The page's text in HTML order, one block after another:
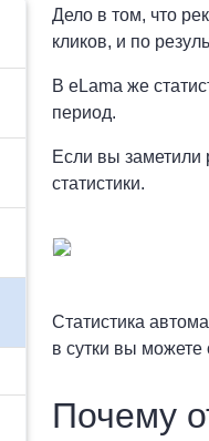
Дело в том, что
кликов, и по
В eLama же
период.
Если вы заметили
статистики.
Статистика
в сутки вы можете
Почему